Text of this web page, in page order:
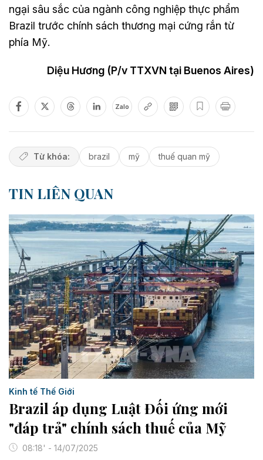
ngại sâu sắc của ngành công nghiệp thực phẩm
Brazil trước chính sách thương mại cứng rắn từ
phía Mỹ.
Diệu Hương (P/v TTXVN tại Buenos Aires)
Zalo
Từ khóa: brazil mỹ thuế quan mỹ
TIN LIÊN QUAN
Kinh tế Thế Giới
Brazil áp dụng Luật Đối ứng mới
"đáp trả" chính sách thuế của Mỹ
08:18' - 14/07/2025